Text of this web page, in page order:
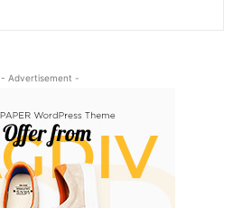
- Advertisement -